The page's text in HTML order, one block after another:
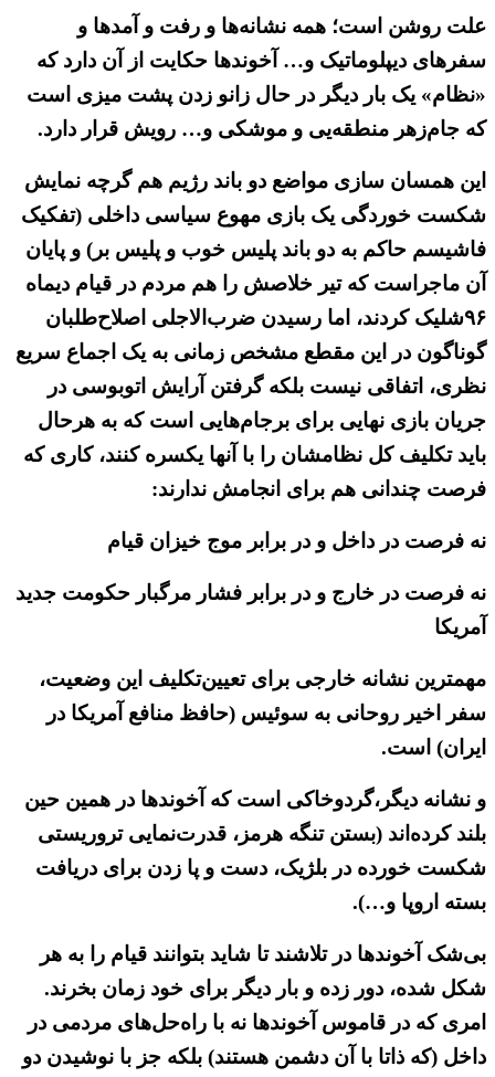
علت روشن است؛ همه نشانه‌ها و رفت و آمدها و
سفرهای دیپلوماتیک و… آخوندها حکایت از آن دارد که
«نظام» یک بار دیگر در حال زانو زدن پشت میزی است
که جام‌زهر منطقه‌یی و موشکی و… رویش قرار دارد.
این همسان سازی مواضع دو باند رژیم هم گرچه نمایش
شکست خوردگی یک بازی مهوع سیاسی داخلی (تفکیک
فاشیسم حاکم به دو باند پلیس خوب و پلیس بر) و پایان
آن ماجراست که تیر خلاصش را هم مردم در قیام دیماه
۹۶شلیک کردند، اما رسیدن ضرب‌الاجلی اصلاح‌طلبان
گوناگون در این مقطع مشخص زمانی به یک اجماع سریع
نظری، اتفاقی نیست بلکه گرفتن آرایش اتوبوسی در
جریان بازی نهایی برای برجام‌هایی است که به هرحال
باید تکلیف کل نظامشان را با آنها یکسره کنند، کاری که
فرصت چندانی هم برای انجامش ندارند:
نه فرصت در داخل و در برابر موج خیزان قیام
نه فرصت در خارج و در برابر فشار مرگبار حکومت جدید
آمریکا
مهمترین نشانه خارجی برای تعیین‌تکلیف این وضعیت،
سفر اخیر روحانی به سوئیس (حافظ منافع آمریکا در
ایران) است.
و نشانه دیگر،گردوخاکی است که آخوندها در همین حین
بلند کرد‌ه‌اند (بستن تنگه هرمز، قدرت‌نمایی تروریستی
شکست خورده در بلژیک، دست و پا زدن برای دریافت
بسته اروپا و…).
بی‌شک آخوندها در تلاشند تا شاید بتوانند قیام را به هر
شکل شده، دور زده و بار دیگر برای خود زمان بخرند.
امری که در قاموس آخوندها نه با راه‌حل‌های مردمی در
داخل (که ذاتا با آن دشمن هستند) بلکه جز با نوشیدن دو